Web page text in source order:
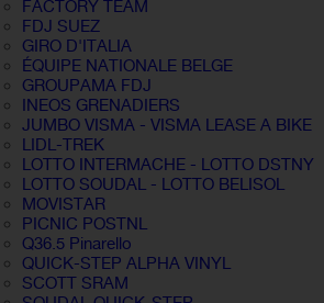
FACTORY TEAM
FDJ SUEZ
GIRO D'ITALIA
ÉQUIPE NATIONALE BELGE
GROUPAMA FDJ
INEOS GRENADIERS
JUMBO VISMA - VISMA LEASE A BIKE
LIDL-TREK
LOTTO INTERMACHE - LOTTO DSTNY
LOTTO SOUDAL - LOTTO BELISOL
MOVISTAR
PICNIC POSTNL
Q36.5 Pinarello
QUICK-STEP ALPHA VINYL
SCOTT SRAM